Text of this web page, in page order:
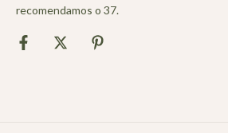
recomendamos o 37.